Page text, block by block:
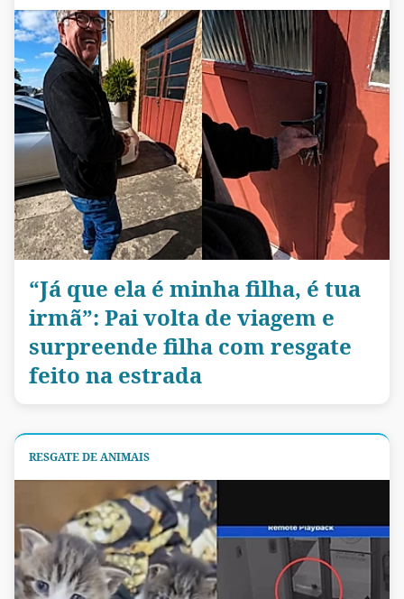
“Já que ela é minha filha, é tua
irmã”: Pai volta de viagem e
surpreende filha com resgate
feito na estrada
RESGATE DE ANIMAIS